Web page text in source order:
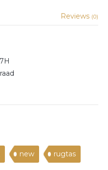
Reviews (0)
new rugtas